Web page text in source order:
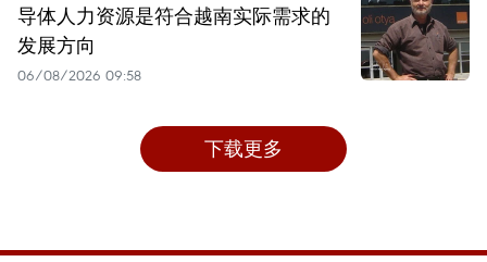
导体人力资源是符合越南实际需求的
发展方向
06/08/2026 09:58
下载更多